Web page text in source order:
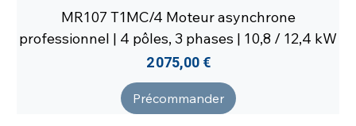
MR107 T1MC/4 Moteur asynchrone
professionnel | 4 pôles, 3 phases | 10,8 / 12,4 kW
Prix
2 075,00 €
Précommander